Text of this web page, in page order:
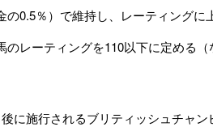
0.5％）で維持し、レーティングに
レーティングを110以下に定める
に施行されるブリティッシュチャン